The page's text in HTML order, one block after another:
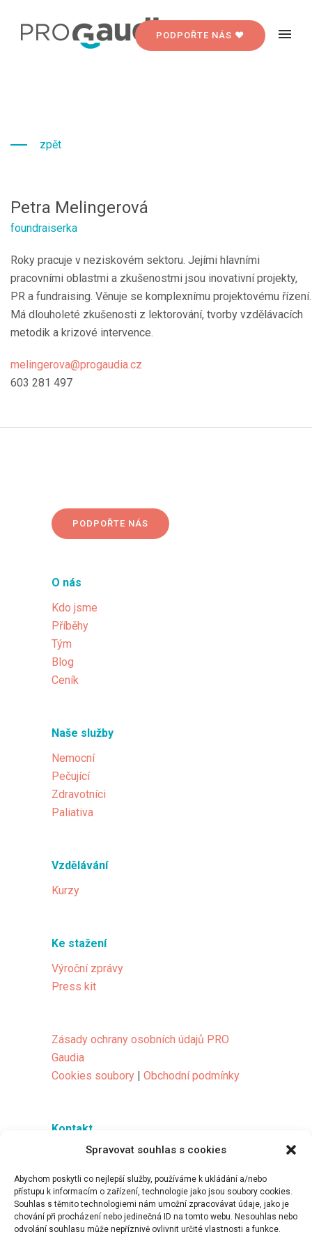
Spravovat souhlas s cookies
Abychom poskytli co nejlepší služby, používáme k ukládání a/nebo
přístupu k informacím o zařízení, technologie jako jsou soubory cookies.
Souhlas s těmito technologiemi nám umožní zpracovávat údaje, jako je
chování při procházení nebo jedinečná ID na tomto webu. Nesouhlas nebo
odvolání souhlasu může nepříznivě ovlivnit určité vlastnosti a funkce.
PODPOŘTE NÁS ♥
zpět
Petra Melingerová
foundraiserka
Roky pracuje v neziskovém sektoru. Jejími hlavními
pracovními oblastmi a zkušenostmi jsou inovativní projekty,
PR a fundraising. Věnuje se komplexnímu projektovému řízení.
Má dlouholeté zkušenosti z lektorování, tvorby vzdělávacích
metodik a krizové intervence.
melingerova@progaudia.cz
603 281 497
PODPOŘTE NÁS
O nás
Kdo jsme
Příběhy
Tým
Blog
Ceník
Naše služby
Nemocní
Pečující
Zdravotníci
Paliativa
Vzdělávání
Kurzy
Ke stažení
Výroční zprávy
Press kit
Zásady ochrany osobních údajů PRO
Gaudia
Cookies soubory | Obchodní podmínky
Kontakt
Kudy k nám
Napište nám
Kontakt pro média